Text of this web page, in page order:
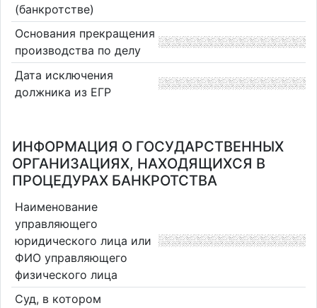
(банкротстве)
Основания прекращения
производства по делу
Дата исключения
должника из ЕГР
ИНФОРМАЦИЯ О ГОСУДАРСТВЕННЫХ
ОРГАНИЗАЦИЯХ, НАХОДЯЩИХСЯ В
ПРОЦЕДУРАХ БАНКРОТСТВА
Наименование
управляющего
юридического лица или
ФИО управляющего
физического лица
Суд, в котором